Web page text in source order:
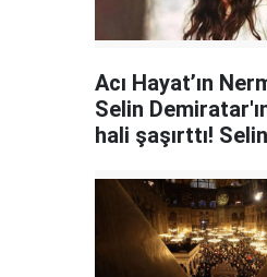
Acı Hayat’ın
Selin
hali şaşırttı! Selin
yaşında,
dönecek mi?